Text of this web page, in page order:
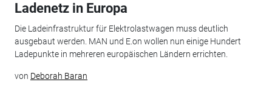
Ladenetz in Europa
Die Ladeinfrastruktur für Elektrolastwagen muss deutlich
ausgebaut werden. MAN und E.on wollen nun einige Hundert
Ladepunkte in mehreren europäischen Ländern errichten.
von Deborah Baran